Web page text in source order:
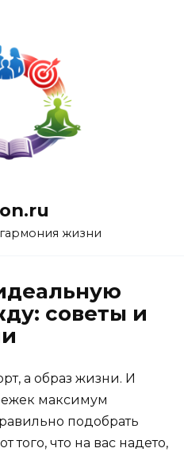
жизни
советы и
а образ жизни. И
максимум
подобрать
того, что на вас надето,